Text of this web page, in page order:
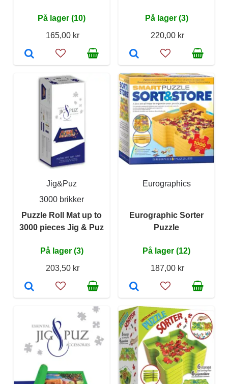
På lager (10)
165,00 kr
På lager (3)
220,00 kr
Jig&Puz
3000 brikker
Puzzle Roll Mat up to
3000 pieces Jig & Puz
På lager (3)
203,50 kr
Eurographics
Eurographic Sorter
Puzzle
På lager (12)
187,00 kr